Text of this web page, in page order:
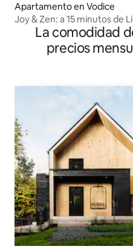
Apartamento en Vodice
Joy & Zen: a 15 minutos de
La comodidad
precios